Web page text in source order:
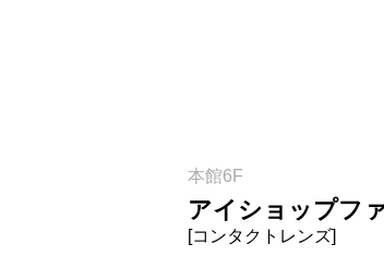
本館6F
アイショップフ
[コンタクトレンズ]